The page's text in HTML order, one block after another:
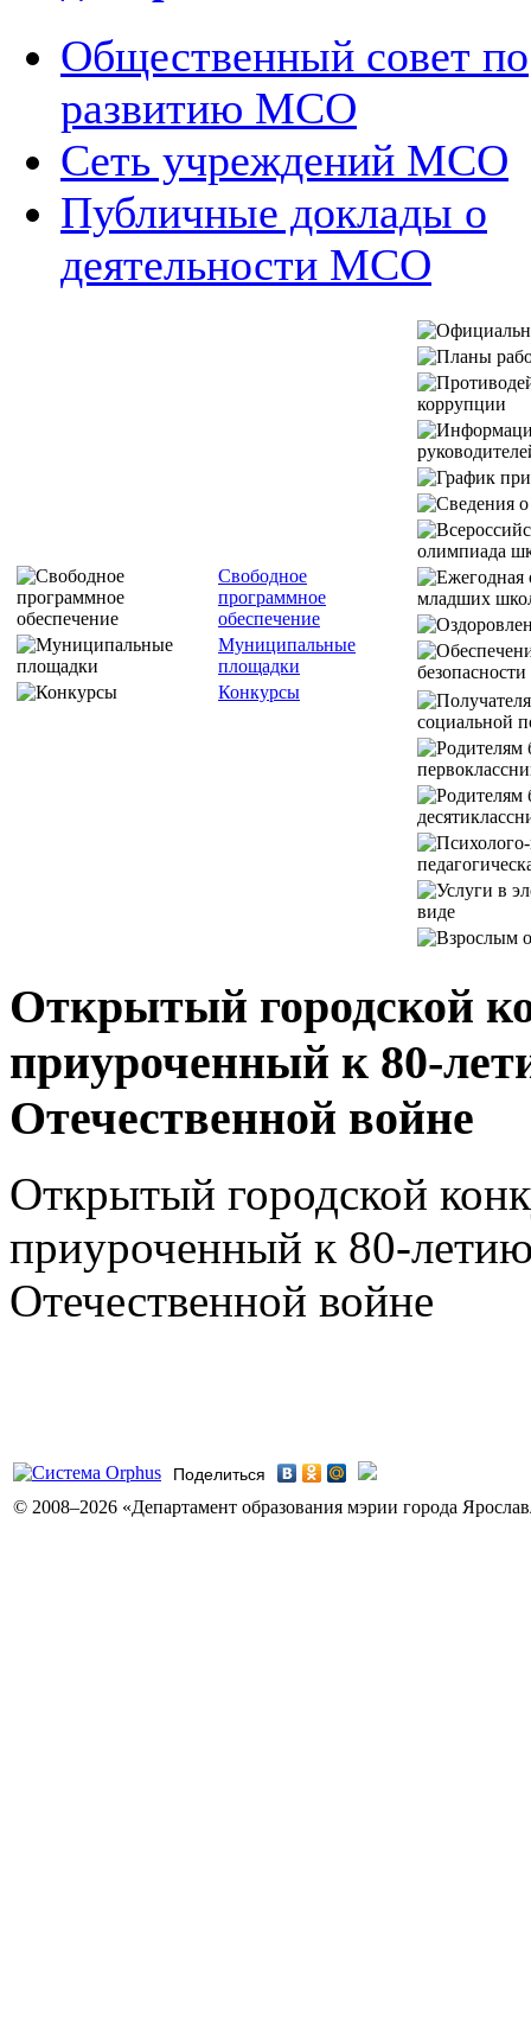
Общественный совет по
развитию МСО
Сеть учреждений МСО
Публичные доклады о
деятельности МСО
Свободное
программное
обеспечение
Муниципальные
площадки
Конкурсы
Открытый городской
приуроченный к 80-
Отечественной войне
Открытый городской
приуроченный к 80-
Отечественной войне
Поделиться
© 2008–2026 «Департамент образования мэрии города